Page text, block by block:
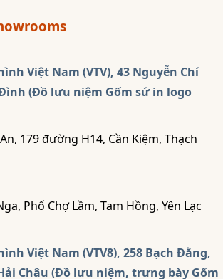
Việt Nam (VTV), 43 Nguyễn Chí
(Đồ lưu niệm Gốm sứ in logo
179 đường H14, Cần Kiệm, Thạch
Phố Chợ Lầm, Tam Hồng, Yên Lạc
Việt Nam (VTV8), 258 Bạch Đằng,
Châu (Đồ lưu niệm, trưng bày Gốm